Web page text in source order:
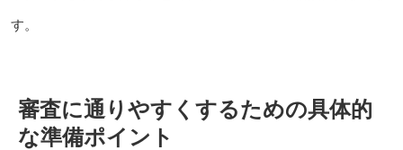
す。
審査に通りやすくするための具体的
な準備ポイント